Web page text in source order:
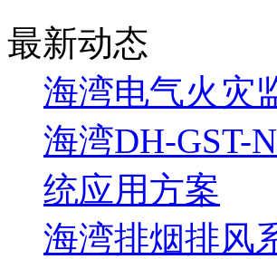
最新动态
海湾电气火灾
海湾DH-GST-
统应用方案
海湾排烟排风